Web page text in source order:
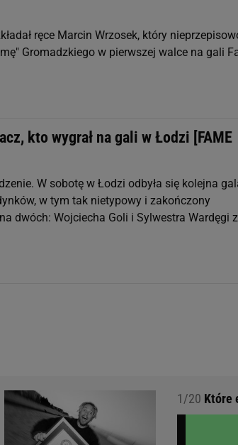
ręce Marcin Wrzosek, który
Gromadzkiego w pierwszej walce na gali
kto wygrał na gali w Łodzi [FAME
W sobotę w Łodzi odbyła się kolejna
w tym tak nietypowy i zakończony
dwóch: Wojciecha Goli i Sylwestra Wardęgi z
1/20 Które